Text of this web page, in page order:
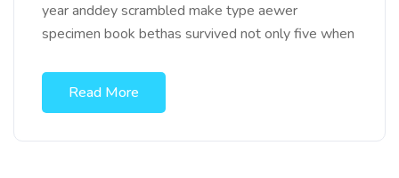
year anddey scrambled make type aewer
specimen book bethas survived not only five when
Read More